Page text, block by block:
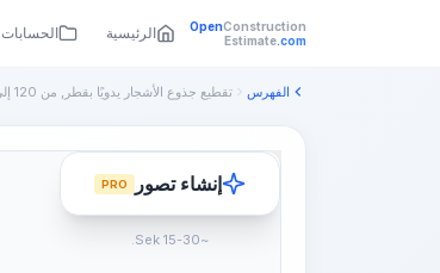
OpenConstruction
Estimate.com الرئيسية الحسابات
الفهرس تقطيع جذوع الأشجار يدويًا بقطر, من 120 إلى 180 مم
إنشاء تصور PRO
~15-30 Sek.